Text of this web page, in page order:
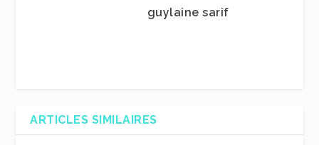
guylaine sarif
ARTICLES SIMILAIRES